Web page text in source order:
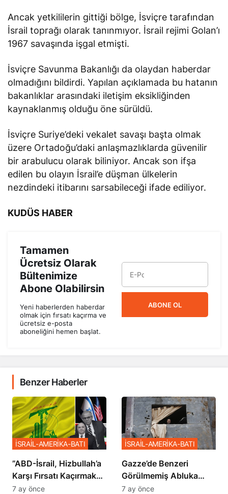
Ancak yetkililerin gittiği bölge, İsviçre tarafından
İsrail toprağı olarak tanınmıyor. İsrail rejimi Golan’ı
1967 savaşında işgal etmişti.
İsviçre Savunma Bakanlığı da olaydan haberdar
olmadığını bildirdi. Yapılan açıklamada bu hatanın
bakanlıklar arasındaki iletişim eksikliğinden
kaynaklanmış olduğu öne sürüldü.
İsviçre Suriye’deki vekalet savaşı başta olmak
üzere Ortadoğu’daki anlaşmazlıklarda güvenilir
bir arabulucu olarak biliniyor. Ancak son ifşa
edilen bu olayın İsrail’e düşman ülkelerin
nezdindeki itibarını sarsabileceği ifade ediliyor.
KUDÜS HABER
Tamamen
Ücretsiz Olarak
Bültenimize
Abone Olabilirsin
Yeni haberlerden haberdar
olmak için fırsatı kaçırma ve
ücretsiz e-posta
aboneliğini hemen başlat.
ABONE OL
Benzer Haberler
​​​​​​​”ABD-İsrail, Hizbullah’a
Karşı Fırsatı Kaçırmak
İstemiyor”
İSRAİL-AMERİKA-BATI
7 ay önce
​​​​​​​Gazze’de Benzeri
Görülmemiş Abluka
Planı
İSRAİL-AMERİKA-BATI
7 ay önce